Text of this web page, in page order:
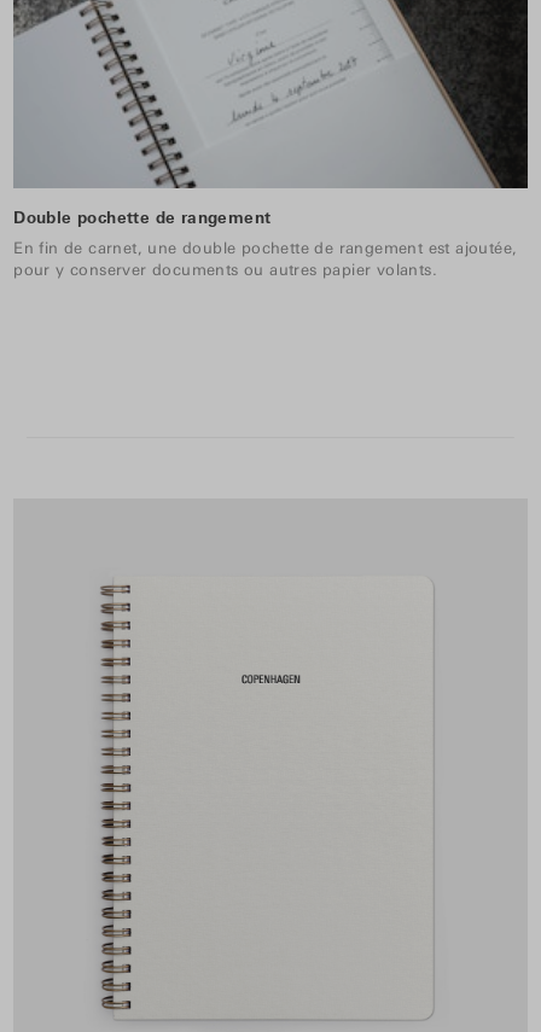
Double pochette de rangement
En fin de carnet, une double pochette de rangement est ajoutée,
pour y conserver documents ou autres papier volants.